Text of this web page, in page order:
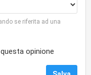
se riferita ad una
opinione